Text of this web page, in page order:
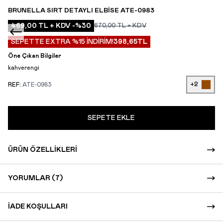
BRUNELLA SIRT DETAYLI ELBISE ATE-0983
469,00 TL + KDV -%30 670,00TL + KDV
SEPETTE EXTRA %15 İNDİRİM!398,65TL
Öne Çıkan Bilgiler
kahverengi
REF: ATE-0983 +2
SEPETE EKLE
ÜRÜN ÖZELLIKLERI
YORUMLAR (7)
İADE KOŞULLARI